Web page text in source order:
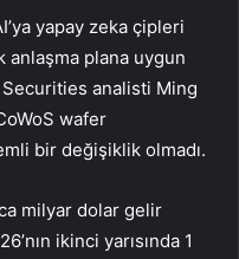
yapay zeka çipleri
anlaşma plana uygun
analisti Ming
wafer
bir değişiklik olmadı.
milyar dolar gelir
ikinci yarısında 1